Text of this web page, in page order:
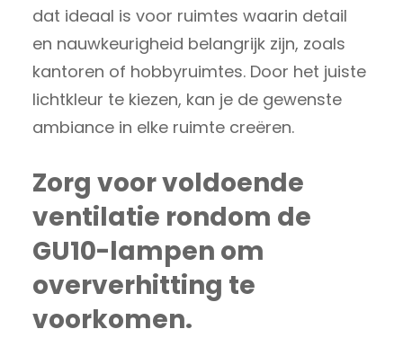
dat ideaal is voor ruimtes waarin detail
en nauwkeurigheid belangrijk zijn, zoals
kantoren of hobbyruimtes. Door het juiste
lichtkleur te kiezen, kan je de gewenste
ambiance in elke ruimte creëren.
Zorg voor voldoende
ventilatie rondom de
GU10-lampen om
oververhitting te
voorkomen.